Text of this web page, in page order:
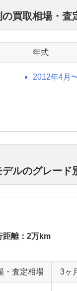
買取相場・査
年式
2012年4月
ルのグレー
距離：2万km
・査定相場 3ヶ